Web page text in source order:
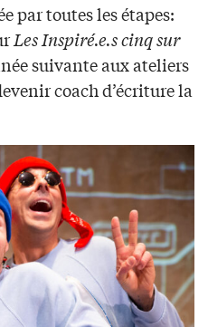
par toutes les étapes:
Les Inspiré.e.s cinq sur
suivante aux ateliers
coach d’écriture la